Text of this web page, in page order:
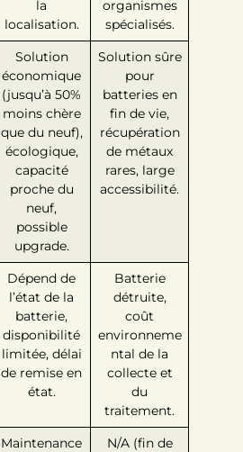
la
localisation.
organismes
spécialisés.
Solution
économique
(jusqu’à 50%
moins chère
que du neuf),
écologique,
capacité
proche du
neuf,
possible
upgrade.
Solution sûre
pour
batteries en
fin de vie,
récupération
de métaux
rares, large
accessibilité.
Dépend de
l’état de la
batterie,
disponibilité
limitée, délai
de remise en
état.
Batterie
détruite,
coût
environneme
ntal de la
collecte et
du
traitement.
Maintenance
N/A (fin de